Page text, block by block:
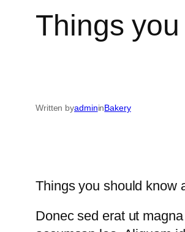
Things
Written byadmininBakery
Things you should know
Donec sed erat ut